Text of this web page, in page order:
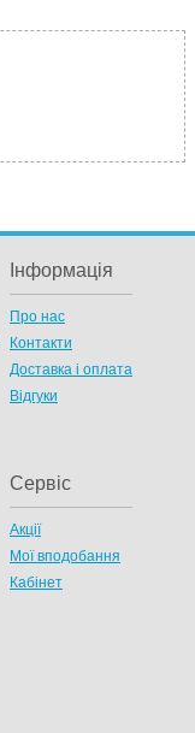
Інформація
Про нас
Контакти
Доставка і оплата
Відгуки
Сервіс
Акції
Мої вподобання
Кабінет